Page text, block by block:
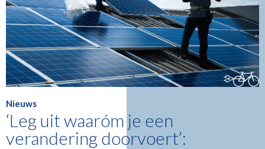
Nieuws
‘Leg uit waaróm je een
verandering doorvoert’: